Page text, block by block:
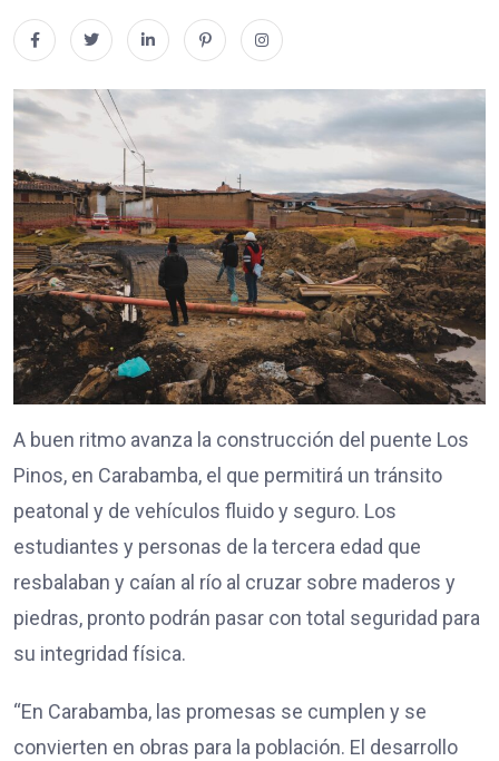
A buen ritmo avanza la construcción del puente Los
Pinos, en Carabamba, el que permitirá un tránsito
peatonal y de vehículos fluido y seguro. Los
estudiantes y personas de la tercera edad que
resbalaban y caían al río al cruzar sobre maderos y
piedras, pronto podrán pasar con total seguridad para
su integridad física.
“En Carabamba, las promesas se cumplen y se
convierten en obras para la población. El desarrollo